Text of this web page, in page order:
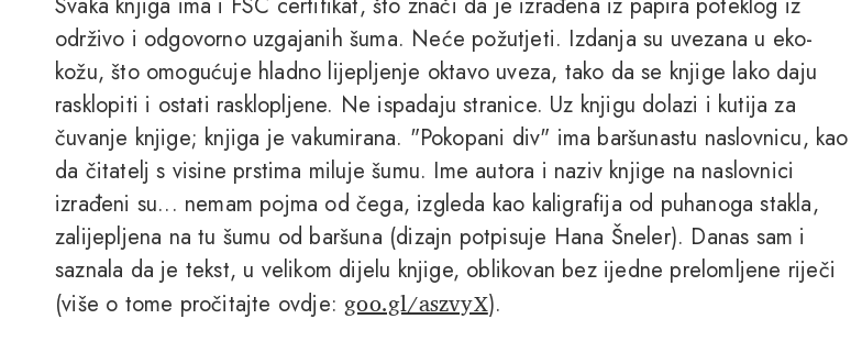
održivo i odgovorno uzgajanih šuma. Neće požutjeti. Izdanja su uvezana u eko-
kožu, što omogućuje hladno lijepljenje oktavo uveza, tako da se knjige lako daju
rasklopiti i ostati rasklopljene. Ne ispadaju stranice. Uz knjigu dolazi i kutija za
čuvanje knjige; knjiga je vakumirana. "Pokopani div" ima baršunastu naslovnicu, kao
da čitatelj s visine prstima miluje šumu. Ime autora i naziv knjige na naslovnici
izrađeni su... nemam pojma od čega, izgleda kao kaligrafija od puhanoga stakla,
zalijepljena na tu šumu od baršuna (dizajn potpisuje Hana Šneler). Danas sam i
saznala da je tekst, u velikom dijelu knjige, oblikovan bez ijedne prelomljene riječi
(više o tome pročitajte ovdje: goo.gl/aszvyX).